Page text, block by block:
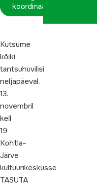
koordinaatorina
Kutsume
kõiki
tantsuhuvilisi
neljapäeval,
13.
novembril
kell
19
Kohtla-
Järve
kultuurikeskusse
TASUTA